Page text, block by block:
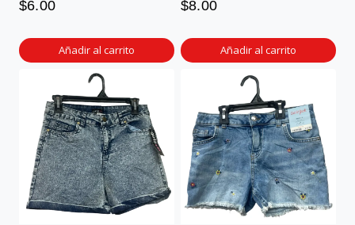
$6.00
Añadir al carrito
$8.00
Añadir al carrito